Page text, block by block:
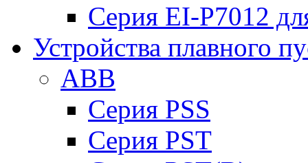
Серия EI-P7012
Устройства плавного
ABB
Cерия PSS
Cерия PST